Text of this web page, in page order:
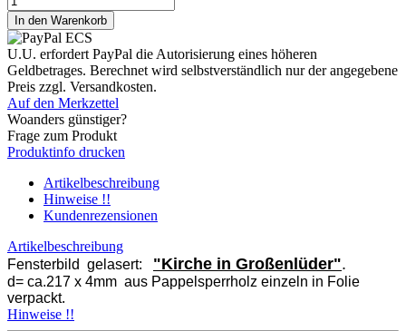
U.U. erfordert PayPal die Autorisierung eines höheren
Geldbetrages. Berechnet wird selbstverständlich nur der angegebene
Preis zzgl. Versandkosten.
Auf den Merkzettel
Woanders günstiger?
Frage zum Produkt
Produktinfo drucken
Artikelbeschreibung
Hinweise !!
Kundenrezensionen
Artikelbeschreibung
Fensterbild gelasert: "Kirche in Großenlüder".
d= ca.217 x 4mm aus Pappelsperrholz einzeln in Folie
verpackt.
Hinweise !!